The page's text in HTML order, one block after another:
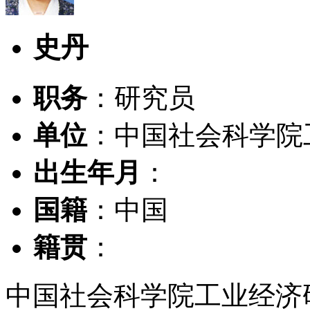
史丹
职务：研究员
单位 ：中国社会科学
出生年月
：
国籍 ：中国
籍贯 ：
中国社会科学院工业经